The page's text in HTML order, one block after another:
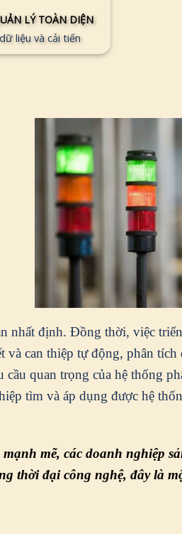
LÝ TOÀN DIỆN
liệu và cải tiến
nhất định. Đồng thời, việc
can thiệp tự động, phân tích
quan trọng của hệ thống
tìm và áp dụng được hệ
mẽ, các doanh nghiệp
thời đại công nghệ, đây là